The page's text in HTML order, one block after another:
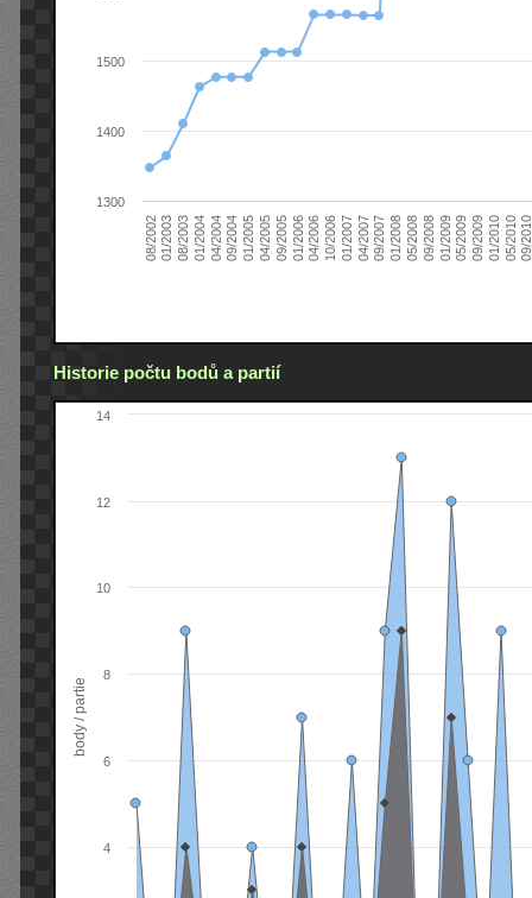
08/200201/200308/200301/200404/200409/200401/200504/200509/200501/200604/200610/200601/200704/200709/200701/200805/200809/200801/200905/200909/200901/201005/201009/
1300
1400
1500
Historie počtu bodů a partií
body / partie
4
6
8
10
12
14